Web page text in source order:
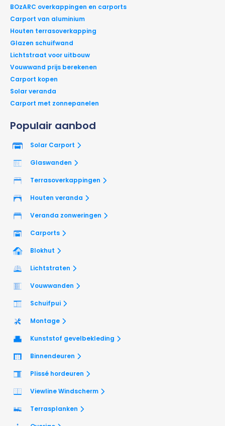
Populair aanbod
Solar Carport
Glaswanden
Terrasoverkappingen
Houten veranda
Veranda zonweringen
Carports
Blokhut
Lichtstraten
Vouwwanden
Schuifpui
Montage
Kunststof gevelbekleding
Binnendeuren
Plissé hordeuren
Viewline Windscherm
Terrasplanken
BOzARC overkappingen en carports
Carport van aluminium
Houten terrasoverkapping
Glazen schuifwand
Lichtstraat voor uitbouw
Vouwwand prijs berekenen
Carport kopen
Solar veranda
Carport met zonnepanelen